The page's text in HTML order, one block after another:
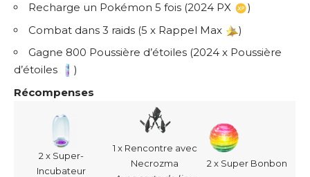
Recharge un Pokémon 5 fois (2024 PX
)
Combat dans 3 raids (5 x Rappel Max
)
Gagne 800 Poussière d’étoiles (2024 x Poussière
d’étoiles
)
Récompenses
2 x Super-
Incubateur
1 x Rencontre avec
Necrozma
2 x Super Bonbon